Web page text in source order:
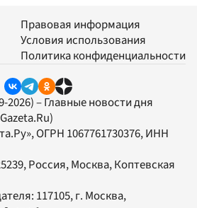
Правовая информация
Условия использования
Политика конфиденциальности
2026) – Главные новости дня
, ОГРН 1067761730376, ИНН
Россия, Москва, Коптевская
117105, г. Москва,